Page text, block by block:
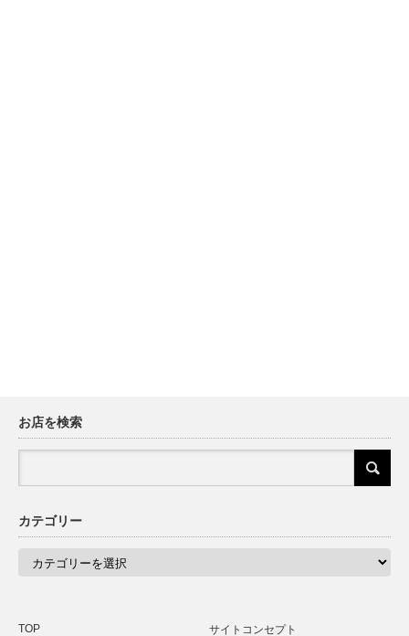
お店を検索
カテゴリー
TOP サイトコンセプト